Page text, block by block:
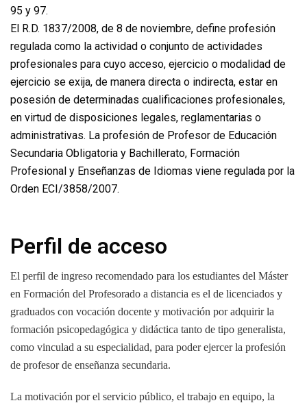
95 y 97.
El R.D. 1837/2008, de 8 de noviembre, define profesión
regulada como la actividad o conjunto de actividades
profesionales para cuyo acceso, ejercicio o modalidad de
ejercicio se exija, de manera directa o indirecta, estar en
posesión de determinadas cualificaciones profesionales,
en virtud de disposiciones legales, reglamentarias o
administrativas. La profesión de Profesor de Educación
Secundaria Obligatoria y Bachillerato, Formación
Profesional y Enseñanzas de Idiomas viene regulada por la
Orden ECI/3858/2007.
Perfil de acceso
El perfil de ingreso recomendado para los estudiantes del Máster
en Formación del Profesorado a distancia es el de licenciados y
graduados con vocación docente y motivación por adquirir la
formación psicopedagógica y didáctica tanto de tipo generalista,
como vinculad a su especialidad, para poder ejercer la profesión
de profesor de enseñanza secundaria.
La motivación por el servicio público, el trabajo en equipo, la